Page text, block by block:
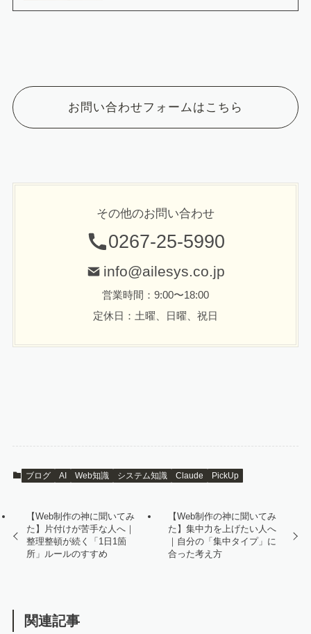
お問い合わせフォームはこちら
その他のお問い合わせ
0267-25-5990
info@ailesys.co.jp
営業時間：9:00〜18:00
定休日：土曜、日曜、祝日
ブログ AI Web知識 システム知識 Claude PickUp
【Web制作の神に聞いてみ
た】片付けが苦手な人へ｜
整理整頓が続く「1日1箇
所」ルールのすすめ
【Web制作の神に聞いてみ
た】集中力を上げたい人へ
｜自分の「集中タイプ」に
合った考え方
関連記事